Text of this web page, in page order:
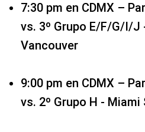
7:30 pm en CDMX –
vs. 3º Grupo E/F/G/I/J
Vancouver
9:00 pm en CDMX –
vs. 2º Grupo H - Miami